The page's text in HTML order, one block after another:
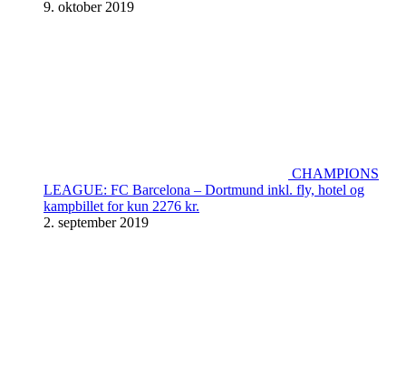
9. oktober 2019
CHAMPIONS
LEAGUE: FC Barcelona – Dortmund inkl. fly, hotel og
kampbillet for kun 2276 kr.
2. september 2019